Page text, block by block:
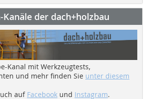
Kanäle der dach+holzbau
Kanal mit Werkzeugtests,
und mehr finden Sie unter diesem
auf Facebook und Instagram.